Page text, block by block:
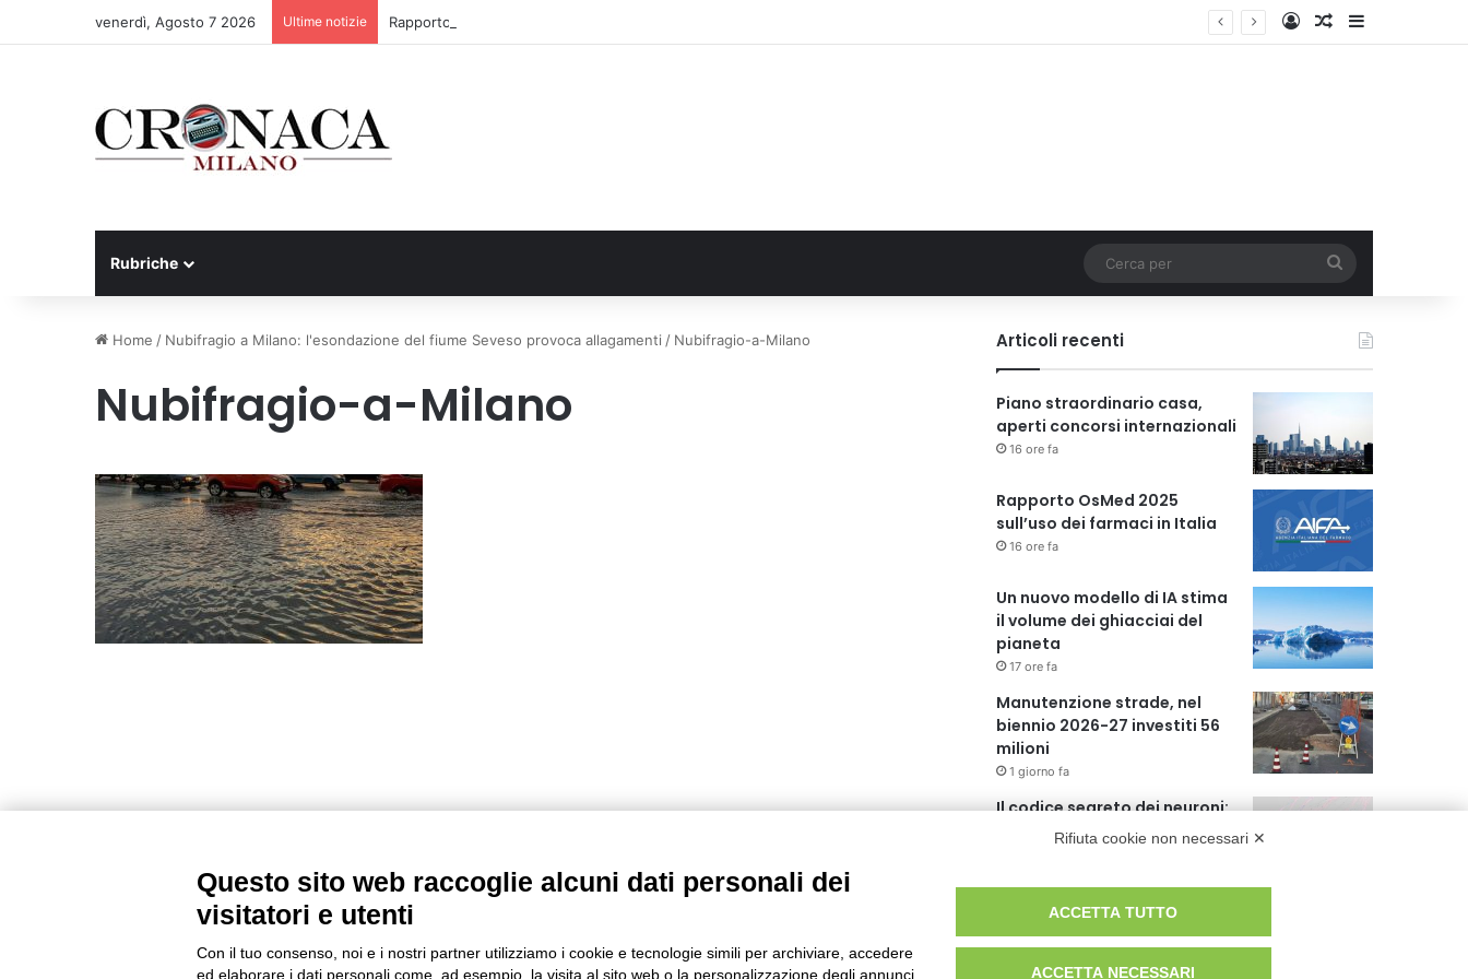
venerdì, Agosto 7 2026 Ultime notizie Rapporto OsMed 2025 sull’uso dei farmaci in Italia AccediUn articolo a
Rubriche
per
Home / Nubifragio a Milano: l'esondazione del fiume Seveso provoca allagamenti / Nubifragio-a-Milano
Nubifragio-a-Milano
Articoli recenti
Piano straordinario casa,
aperti concorsi internazionali
16 ore fa
Rapporto OsMed 2025
sull’uso dei farmaci in Italia
16 ore fa
Un nuovo modello di IA stima
il volume dei ghiacciai del
pianeta
17 ore fa
Manutenzione strade, nel
biennio 2026-27 investiti 56
milioni
1 giorno fa
Il codice segreto dei neuroni:
la memoria della nascita che
Rifiuta cookie non necessari ✕
Questo sito web raccoglie alcuni dati personali dei
visitatori e utenti
Con il tuo consenso, noi e i nostri partner utilizziamo i cookie e tecnologie simili per archiviare, accedere
ed elaborare i dati personali come, ad esempio, la visita al sito web o la personalizzazione degli annunci.
ACCETTA TUTTO
ACCETTA NECESSARI